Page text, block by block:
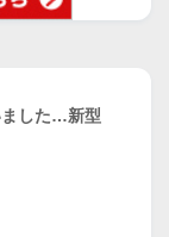
ました…新型